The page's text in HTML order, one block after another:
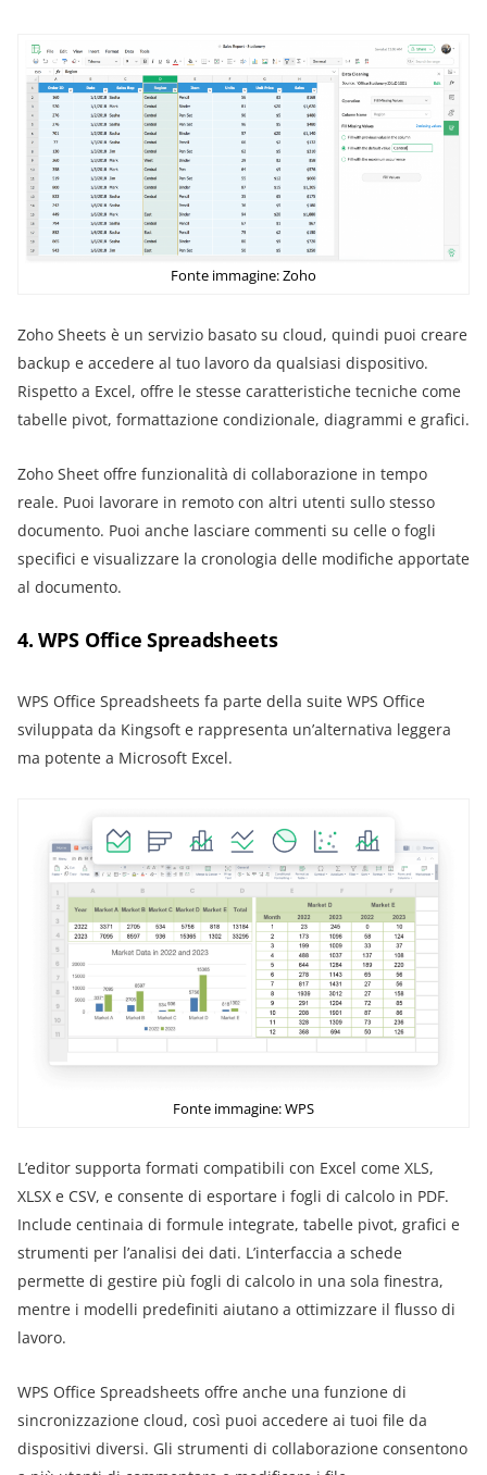
Fonte immagine: Zoho
Zoho Sheets è un servizio basato su cloud, quindi puoi creare
backup e accedere al tuo lavoro da qualsiasi dispositivo.
Rispetto a Excel, offre le stesse caratteristiche tecniche come
tabelle pivot, formattazione condizionale, diagrammi e grafici.
Zoho Sheet offre funzionalità di collaborazione in tempo
reale. Puoi lavorare in remoto con altri utenti sullo stesso
documento. Puoi anche lasciare commenti su celle o fogli
specifici e visualizzare la cronologia delle modifiche apportate
al documento.
4. WPS Office Spreadsheets
WPS Office Spreadsheets fa parte della suite WPS Office
sviluppata da Kingsoft e rappresenta un’alternativa leggera
ma potente a Microsoft Excel.
Fonte immagine: WPS
L’editor supporta formati compatibili con Excel come XLS,
XLSX e CSV, e consente di esportare i fogli di calcolo in PDF.
Include centinaia di formule integrate, tabelle pivot, grafici e
strumenti per l’analisi dei dati. L’interfaccia a schede
permette di gestire più fogli di calcolo in una sola finestra,
mentre i modelli predefiniti aiutano a ottimizzare il flusso di
lavoro.
WPS Office Spreadsheets offre anche una funzione di
sincronizzazione cloud, così puoi accedere ai tuoi file da
dispositivi diversi. Gli strumenti di collaborazione consentono